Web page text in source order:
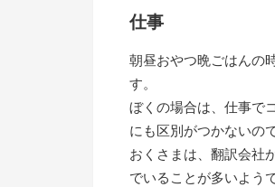
仕事
朝昼おやつ晩ごはんの
す。
ぼくの場合は、仕事で
にも区別がつかないの
おくさまは、翻訳会社
でいることが多いようで